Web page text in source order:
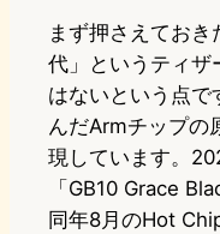
まず押さえてお
代」というティザ
はないという点で
んだArmチップの
現しています。
「GB10 Grace
同年8月のHot